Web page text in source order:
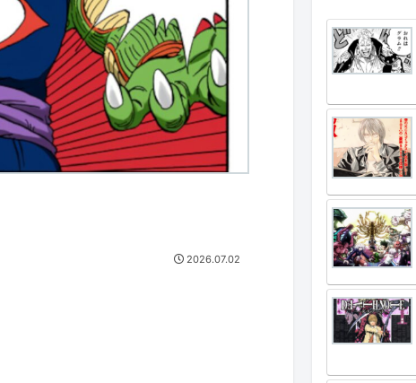
2026.07.02